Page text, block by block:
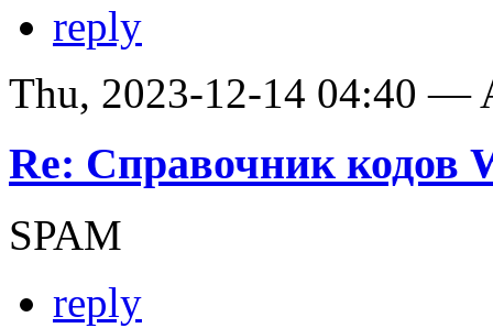
reply
Thu, 2023-12-14 04:40 —
Re: Справочник кодов
SPAM
reply